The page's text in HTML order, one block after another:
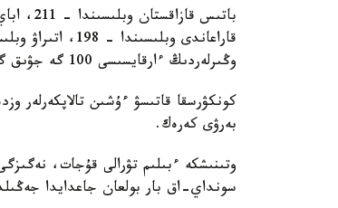
وڭىرلەردىڭ ءارقايسىسى 100 گە جۋىق گرانت ۇسىندى.
كونكۋرسقا قاتىسۋ ءۇشىن تالاپكەرلەر
بەرۋى كەرەك.
وتىنىشكە ءبىلىم تۋرالى قۇجات،
سونداي-اق بار بولعان جاعدايدا